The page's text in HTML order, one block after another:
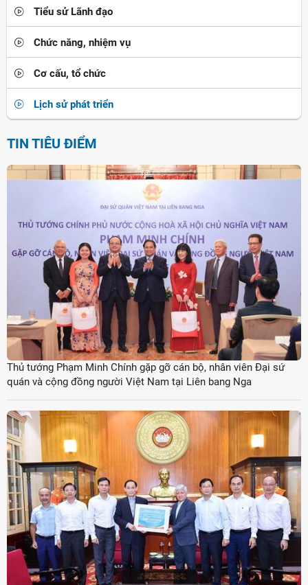
Tiểu sử Lãnh đạo
Chức năng, nhiệm vụ
Cơ cấu, tổ chức
Lịch sử phát triển
TIN TIÊU ĐIỂM
Thủ tướng Phạm Minh Chính gặp gỡ cán bộ, nhân viên Đại sứ
quán và cộng đồng người Việt Nam tại Liên bang Nga